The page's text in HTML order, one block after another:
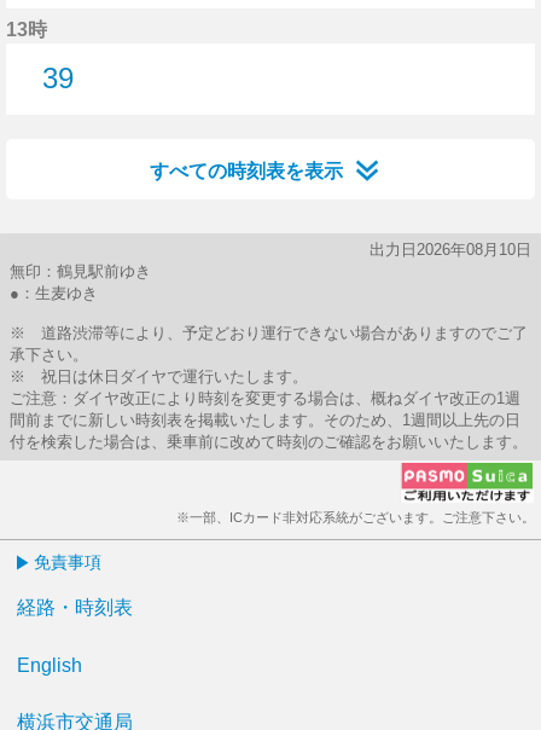
13時
39
すべての時刻表を表示
出力日2026年08月10日
無印：鶴見駅前ゆき
●：生麦ゆき
※ 道路渋滞等により、予定どおり運行できない場合がありますのでご了
承下さい。
※ 祝日は休日ダイヤで運行いたします。
ご注意：ダイヤ改正により時刻を変更する場合は、概ねダイヤ改正の1週
間前までに新しい時刻表を掲載いたします。そのため、1週間以上先の日
付を検索した場合は、乗車前に改めて時刻のご確認をお願いいたします。
※一部、ICカード非対応系統がございます。ご注意下さい。
免責事項
経路・時刻表
English
横浜市交通局